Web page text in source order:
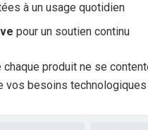
à un usage quotidien
pour un soutien continu
produit ne se
vos besoins